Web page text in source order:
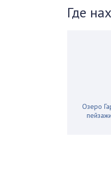
Где
Озеро